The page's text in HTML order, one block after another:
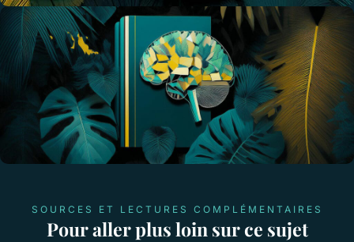
SOURCES ET LECTURES COMPLÉMENTAIRES
Pour aller plus loin sur ce sujet